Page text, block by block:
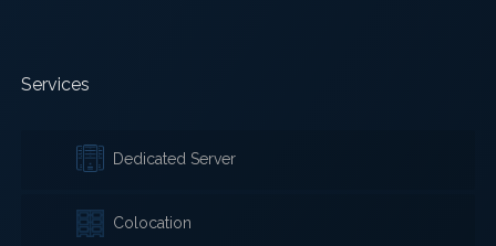
Services
Dedicated Server
Colocation